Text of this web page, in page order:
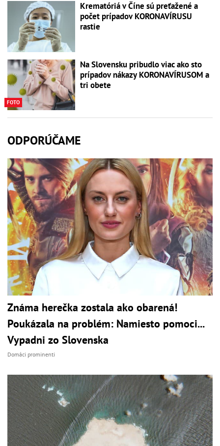
Krematóriá v Číne sú preťažené a
počet prípadov KORONAVÍRUSU
rastie
FOTO
Na Slovensku pribudlo viac ako sto
prípadov nákazy KORONAVÍRUSOM a
tri obete
ODPORÚČAME
Známa herečka zostala ako obarená!
Poukázala na problém: Namiesto pomoci...
Vypadni zo Slovenska
Domáci prominenti